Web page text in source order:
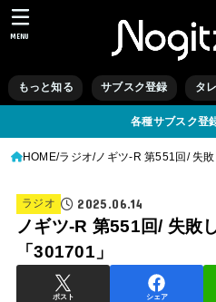
もっと知る サブスク登録 タ
MENU
各種サブスク登
HOME ラジオ ノギツ-R 第551回/ 失
ラジオ 2025.06.14
ノギツ-R 第551回/ 失敗
「301701」
ポスト シェア